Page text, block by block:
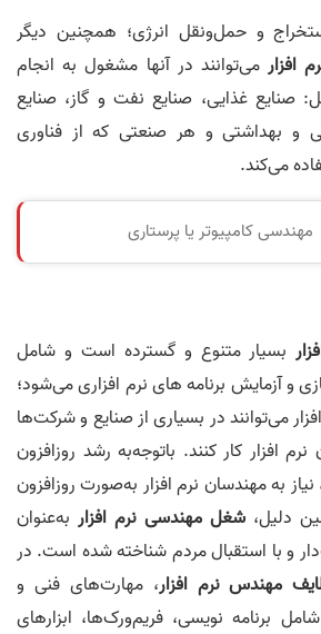
و حمل‌ونقل انرژی؛ همچنین دیگر
افزار می‌توانند در آنها مشغول به انجام
صنایع غذایی، صنایع نفت و گاز، صنایع
و بهداشتی و هر صنعتی که از فناوری
می‌کند.
مهندسی کامپیوتر یا پرستاری
بسیار متنوع و گسترده است و شامل
و آزمایش برنامه‌ های نرم افزاری می‌شود؛
می‌توانند در بسیاری از صنایع و شرکت‌ها
افزار کار کنند. باتوجه‌به رشد روزافزون
به مهندسان نرم افزار به‌صورت روزافزون
دلیل، شغل مهندسی نرم افزار به‌عنوان
و با استقبال مردم شناخته شده است. در
مهندس نرم افزار، مهارت‌های فنی و
برنامه‌ نویسی، فریم‌ورک‌ها، ابزارهای